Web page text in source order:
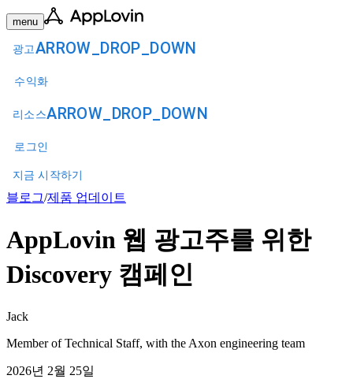
menu
광고ARROW_DROP_DOWN
수익화
리소스ARROW_DROP_DOWN
로그인
지금 시작하기
블로그/제품 업데이트
AppLovin 웹 광고주를 위한
Discovery 캠페인
Jack
Member of Technical Staff, with the Axon engineering team
2026년 2월 25일